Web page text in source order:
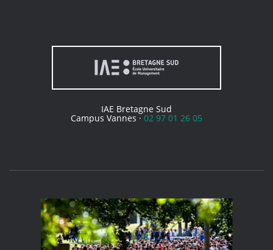
IAE Bretagne Sud
Campus Vannes ·02 97 01 26 05